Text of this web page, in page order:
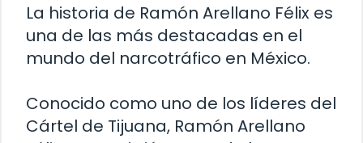
La historia de Ramón Arellano Félix es
una de las más destacadas en el
mundo del narcotráfico en México.
Conocido como uno de los líderes del
Cártel de Tijuana, Ramón Arellano